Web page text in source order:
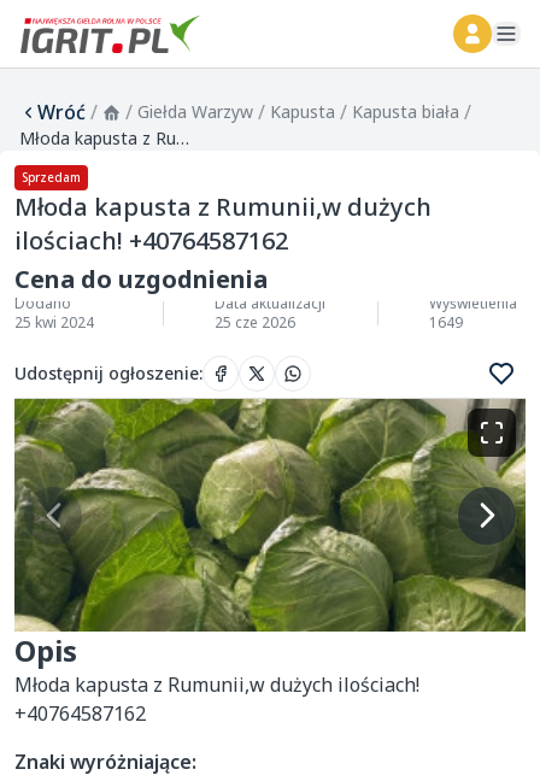
Wróć/ / Giełda Warzyw / Kapusta / Kapusta biała /
Młoda kapusta z Rumunii,w dużych ilościach! +40764587162
Sprzedam
Młoda kapusta z Rumunii,w dużych
ilościach! +40764587162
Cena do uzgodnienia
Dodano
25 kwi 2024
Data aktualizacji
25 cze 2026
Wyświetlenia
1649
Udostępnij ogłoszenie:
Opis
Młoda kapusta z Rumunii,w dużych ilościach!
+40764587162
Znaki wyróżniające: